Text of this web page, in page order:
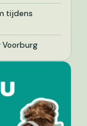
tijdens